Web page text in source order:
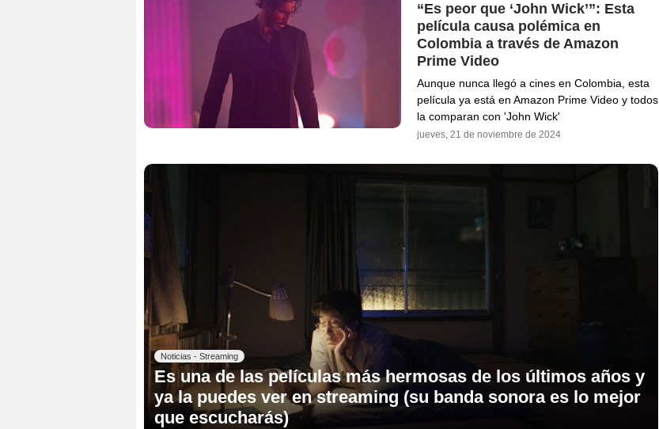
“Es peor que ‘John Wick’”: Esta
película causa polémica en
Colombia a través de Amazon
Prime Video
Aunque nunca llegó a cines en Colombia, esta
película ya está en Amazon Prime Video y todos
la comparan con 'John Wick'
jueves, 21 de noviembre de 2024
Noticias - Streaming
Es una de las películas más hermosas de los últimos años y
ya la puedes ver en streaming (su banda sonora es lo mejor
que escucharás)